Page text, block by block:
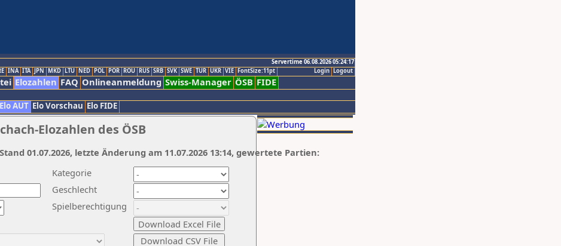
Servertime 06.08.2026 05:24:17
Logout
Login
INA ITA JPN MKD LTU NED POL POR ROU RUS SRB SVK SWE TUR UKR VIE FontSize:11pt
Elozahlen FAQ Onlineanmeldung Swiss-Manager ÖSB FIDE
Elo AUT Elo Vorschau Elo FIDE
Elozahlen des ÖSB
Kategorie
Geschlecht
Spielberechtigung
01.07.2026, letzte Änderung am 11.07.2026 13:14, gewertete Partien: